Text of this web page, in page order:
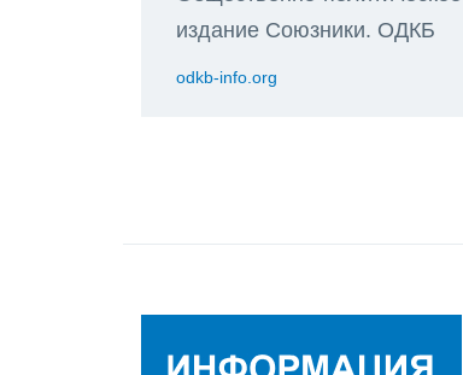
издание Союзники. ОДКБ
odkb-info.org